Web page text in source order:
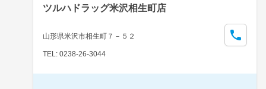
ツルハドラッグ米沢相生町店
山形県米沢市相生町７－５２
TEL: 0238-26-3044